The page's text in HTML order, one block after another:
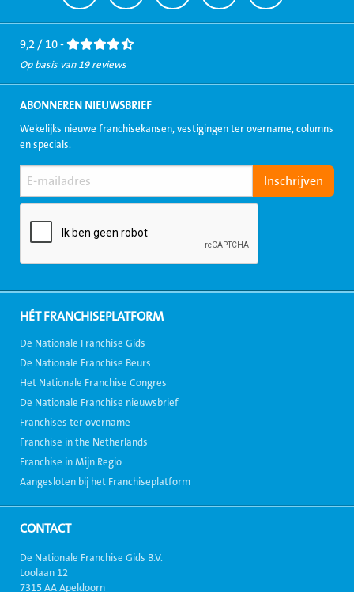
naar
Facebook
naar
LinkedIn
naar
Twitter
naar
Instagram
naar
Youtube
9,2 / 10 -
Op basis van 19 reviews
ABONNEREN NIEUWSBRIEF
Wekelijks nieuwe franchisekansen, vestigingen ter overname, columns
en specials.
HÉT FRANCHISEPLATFORM
De Nationale Franchise Gids
De Nationale Franchise Beurs
Het Nationale Franchise Congres
De Nationale Franchise nieuwsbrief
Franchises ter overname
Franchise in the Netherlands
Franchise in Mijn Regio
Aangesloten bij het Franchiseplatform
CONTACT
De Nationale Franchise Gids B.V.
Loolaan 12
7315 AA Apeldoorn